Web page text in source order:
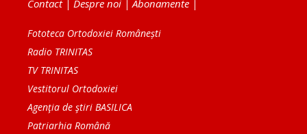
Contact| Despre noi | Abonamente |
Fototeca Ortodoxiei Românești
Radio TRINITAS
TV TRINITAS
Vestitorul Ortodoxiei
Agenţia de ştiri BASILICA
Patriarhia Română